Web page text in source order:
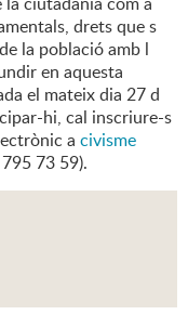
drets que s
la població amb l
en aquesta
el mateix dia 27 d
hi, cal inscriure-s
a civisme
73 59).